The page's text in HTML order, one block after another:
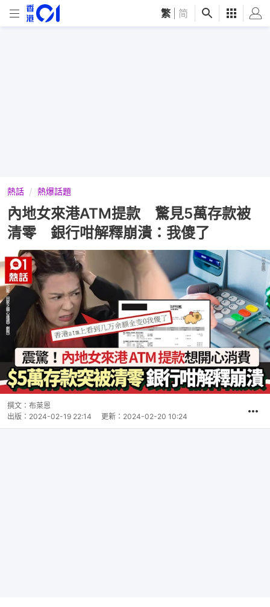
繁 简
熱話 熱爆話題
內地女來港ATM提款 驚見5萬存款被
清零 銀行咁解釋崩潰：我傻了
撰文： 布萊恩
出版： 2024-02-19 22:14 更新： 2024-02-20 10:24